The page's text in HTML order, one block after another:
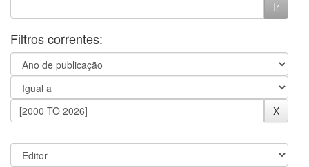
Filtros correntes: